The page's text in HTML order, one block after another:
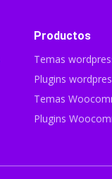
Productos
Temas
Plugins
Temas
Plugins